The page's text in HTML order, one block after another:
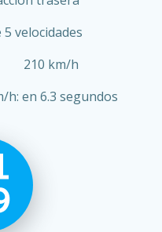
velocidades
210 km/h
en 6.3 segundos